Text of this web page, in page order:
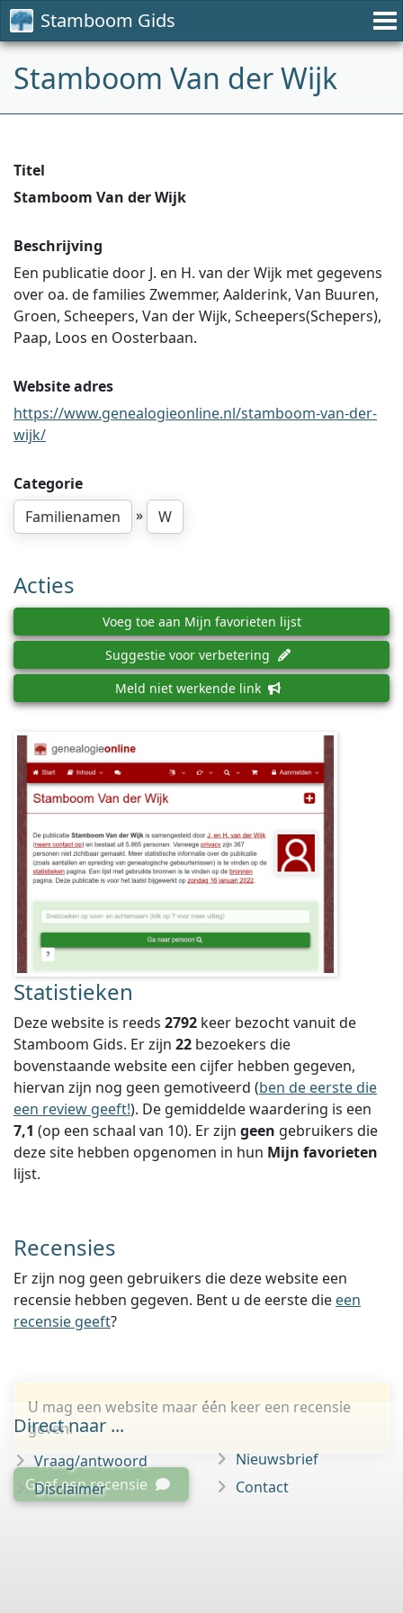
Stamboom Gids
Stamboom Van der Wijk
Titel
Stamboom Van der Wijk
Beschrijving
Een publicatie door J. en H. van der Wijk met gegevens
over oa. de families Zwemmer, Aalderink, Van Buuren,
Groen, Scheepers, Van der Wijk, Scheepers(Schepers),
Paap, Loos en Oosterbaan.
Website adres
https://www.genealogieonline.nl/stamboom-van-der-
wijk/
Categorie
Familienamen
» W
Acties
Voeg toe aan Mijn favorieten lijst
Suggestie voor verbetering
Meld niet werkende link
Statistieken
Deze website is reeds 2792 keer bezocht vanuit de
Stamboom Gids. Er zijn 22 bezoekers die
bovenstaande website een cijfer hebben gegeven,
hiervan zijn nog geen gemotiveerd (ben de eerste die
een review geeft!). De gemiddelde waardering is een
7,1 (op een schaal van 10). Er zijn geen gebruikers die
deze site hebben opgenomen in hun Mijn favorieten
lijst.
Recensies
Er zijn nog geen gebruikers die deze website een
recensie hebben gegeven. Bent u de eerste die een
recensie geeft?
U mag een website maar één keer een recensie
geven.
Geef een recensie
Direct naar ...
Vraag/antwoord
Disclaimer
Nieuwsbrief
Contact